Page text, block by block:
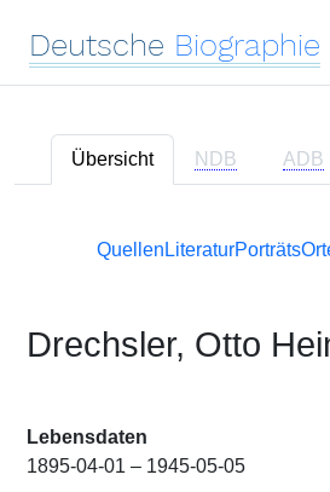
Deutsche Biographie
Übersicht NDB ADB
Quellen LiteraturPorträts
Drechsler, Otto
Lebensdaten
1895-04-01 – 1945-05-05